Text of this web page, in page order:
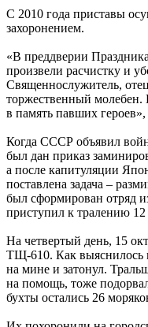
С 2010 года приставы
захоронением.
«В преддверии
произвели расчистку и
Священнослужитель,
торжественный
в память павших
Когда СССР объявил
был дан приказ
а после капитуляции
поставлена задача –
был сформирован отряд
приступил к тралению 12
На четвертый день, 15
ТЩ-610. Как выяснилось
на мине и затонул.
на помощь, тоже
бухты остались 26